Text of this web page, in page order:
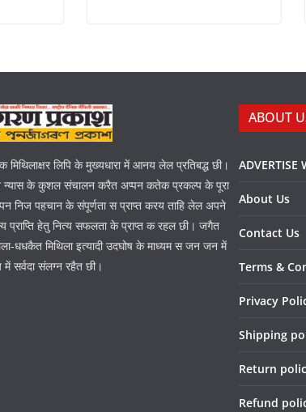
मिथिलाक्षर लिपि के मुख्यधारा में आनय लेल प्रतिबद्ध छी।
न्यास के कुशल संचालन करैत अप्पन कतेक प्रकल्प के पूरा
निज पहचान के संपूर्णता स प्राप्त करय ताहि लेल अपने
प्राप्ति हेतु नित्य सफलता के प्राप्त क रहल छी। जगैत
धधकैत मिथिला इत्यादी उदघोष के माध्यम स जन जन में
सर्वदा संलग्न रहैत छी।
ABOUT
ADVERTISE
About Us
Contact Us
Terms &
Privacy
Shipping
Return
Refund